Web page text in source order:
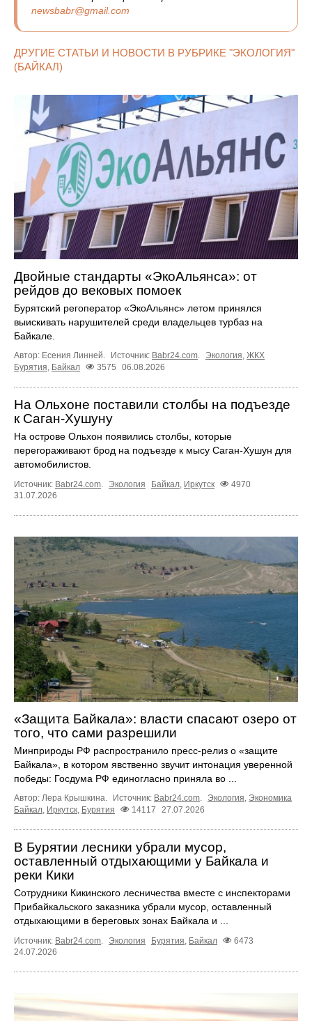
newsbabr@gmail.com
ДРУГИЕ СТАТЬИ И НОВОСТИ В РУБРИКЕ "ЭКОЛОГИЯ"
(БАЙКАЛ)
Двойные стандарты «ЭкоАльянса»: от
рейдов до вековых помоек
Бурятский регоператор «ЭкоАльянс» летом принялся
выискивать нарушителей среди владельцев турбаз на
Байкале.
Автор: Есения Линней. Источник: Babr24.com. Экология, ЖКХ
Бурятия, Байкал 3575 06.08.2026
На Ольхоне поставили столбы на подъезде
к Саган-Хушуну
На острове Ольхон появились столбы, которые
перегораживают брод на подъезде к мысу Саган-Хушун для
автомобилистов.
Источник: Babr24.com. Экология Байкал, Иркутск
4970
31.07.2026
«Защита Байкала»: власти спасают озеро от
того, что сами разрешили
Минприроды РФ распространило пресс-релиз о «защите
Байкала», в котором явственно звучит интонация уверенной
победы: Госдума РФ единогласно приняла во ...
Автор: Лера Крышкина. Источник: Babr24.com. Экология, Экономика
Байкал, Иркутск, Бурятия 14117 27.07.2026
В Бурятии лесники убрали мусор,
оставленный отдыхающими у Байкала и
реки Кики
Сотрудники Кикинского лесничества вместе с инспекторами
Прибайкальского заказника убрали мусор, оставленный
отдыхающими в береговых зонах Байкала и ...
Источник: Babr24.com. Экология Бурятия, Байкал
6473
24.07.2026